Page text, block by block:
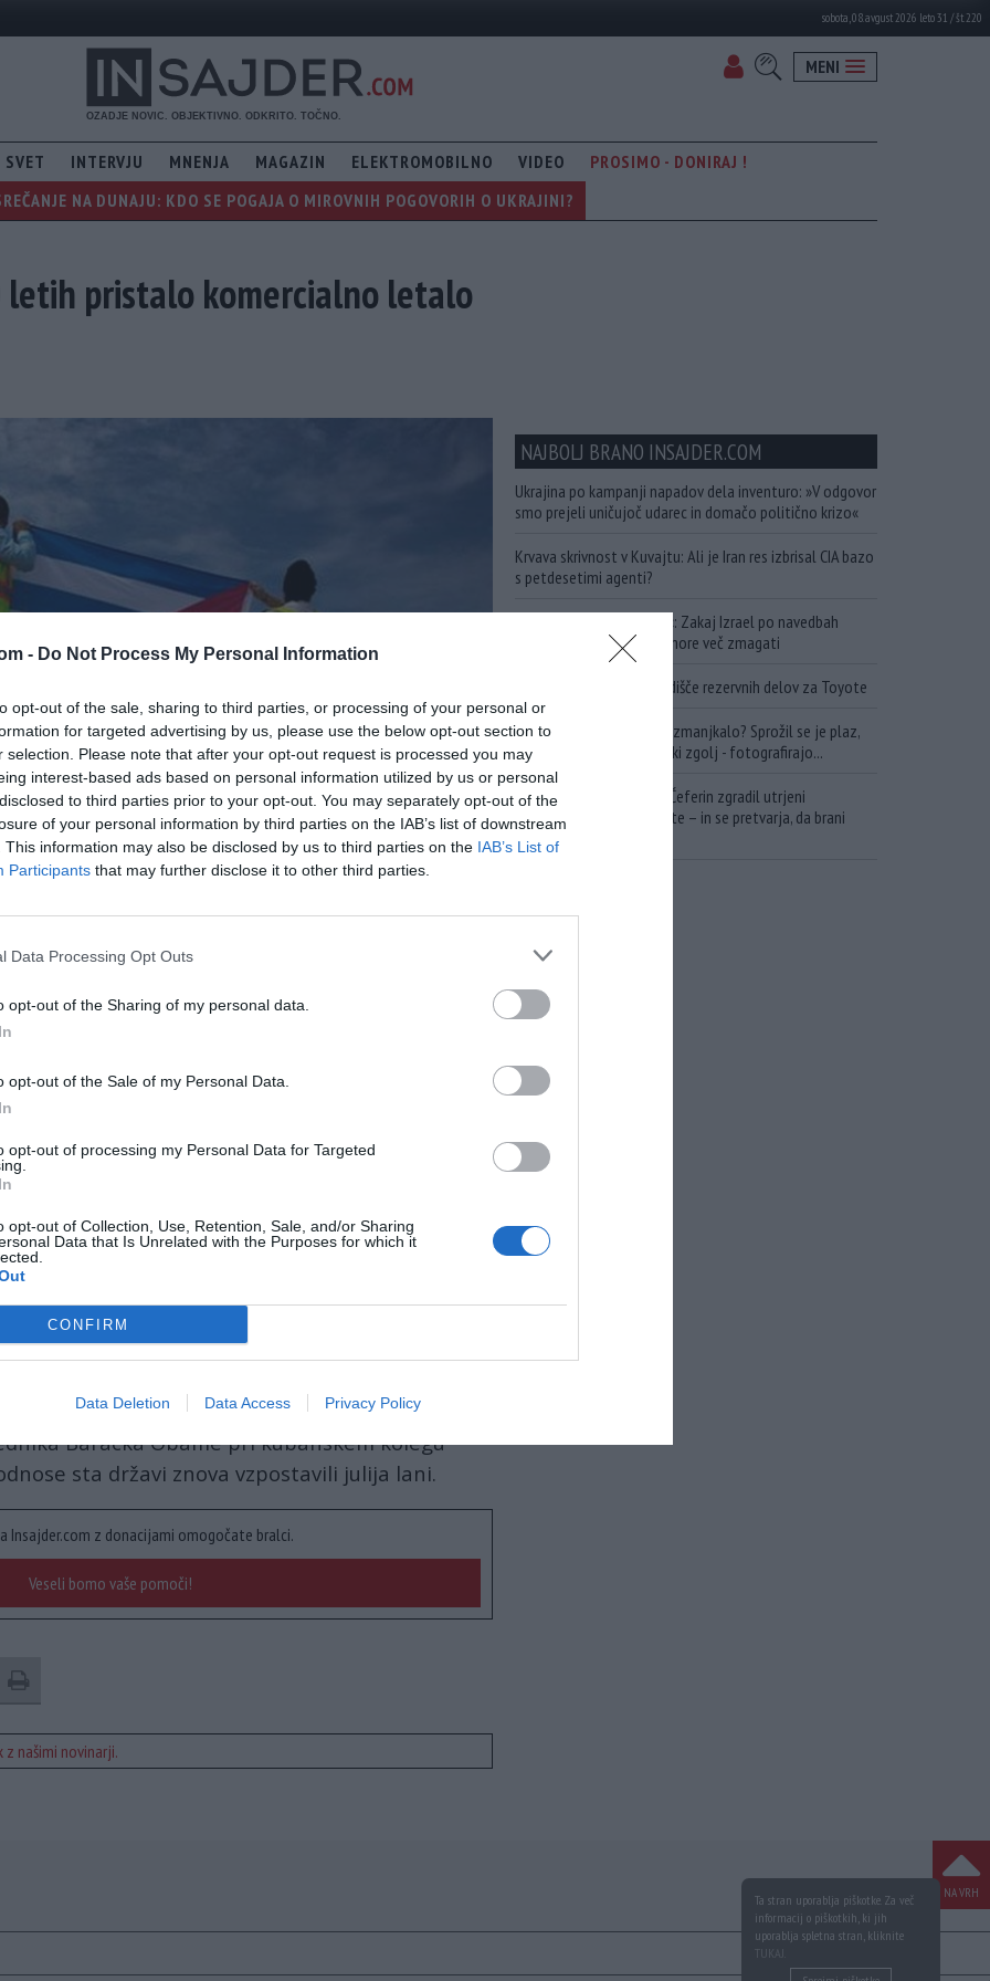
- Do Not Process My Personal Information
opt-out of the sale, sharing to third parties, or processing of your personal or
for targeted advertising by us, please use the below opt-out section to
selection. Please note that after your opt-out request is processed you may
interest-based ads based on personal information utilized by us or personal
to third parties prior to your opt-out. You may separately opt-out of the
of your personal information by third parties on the IAB’s list of downstream
This information may also be disclosed by us to third parties on the IAB’s List of
Participants that may further disclose it to other third parties.
Data Processing Opt Outs
opt-out of the Sharing of my personal data.
opt-out of the Sale of my Personal Data.
opt-out of processing my Personal Data for Targeted
opt-out of Collection, Use, Retention, Sale, and/or Sharing
Data that Is Unrelated with the Purposes for which it
CONFIRM
Data Deletion Data Access Privacy Policy
sobota, 08. avgust 2026 leto 31 / št. 220
MENI
SVET INTERVJU MNENJA MAGAZIN ELEKTROMOBILNO VIDEO
PROSIMO - DONIRAJ !
NA DUNAJU: KDO SE POGAJA O MIROVNIH POGOVORIH O UKRAJINI?
letih pristalo komercialno letalo
komercialno letalo iz ZDA po več kot 50 letih.
potniki, ki je poletelo s Floride, je v
nekaj pred 17. uro po srednjeevropskem
agencija AFP.
let označili za začetek nove dobe za
Zadnje komercialno letalo med državama je
med Kubo in ZDA pa so nato postale
tudi ameriški minister za promet Anthony Foxx,
oblastmi. Za obuditev komercialnih letov
letošnjega februarja med zgodovinskim
Baracka Obame pri kubanskem kolegu
sta državi znova vzpostavili julija lani.
Insajder.com z donacijami omogočate bralci.
Veseli bomo vaše pomoči!
našimi novinarji.
NAJBOLJ BRANO INSAJDER.COM
Ukrajina po kampanji napadov dela inventuro: »V odgovor
smo prejeli uničujoč udarec in domačo politično krizo«
Krvava skrivnost v Kuvajtu: Ali je Iran res izbrisal CIA bazo
s petdesetimi agenti?
»Nemogoče jih prestreči«: Zakaj Izrael po navedbah
vrhunskega analitika ne more več zmagati
Ruska vojska uničila skladišče rezervnih delov za Toyote
Zakaj nafte na trgu še ni zmanjkalo? Sprožil se je plaz,
ob katerem pa se državniki zgolj - fotografirajo...
Apartheid UEFE: Kako je Čeferin zgradil utrjeni
nogometni grad za bogate – in se pretvarja, da brani
nogomet pred FIFA!
NA VRH
Ta stran uporablja piškotke. Za več
informacij o piškotkih, ki jih
uporablja spletna stran, kliknite
TUKAJ